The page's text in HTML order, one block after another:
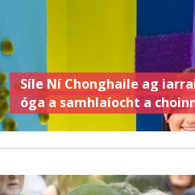
Síle Ní Chonghaile ag
óga a samhlaíocht a